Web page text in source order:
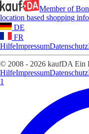
Member of
location based shopping
DE
FR
HilfeImpressumDatenschutz
© 2008 - 2026 kaufDA Ein
HilfeImpressumDatenschutz
1